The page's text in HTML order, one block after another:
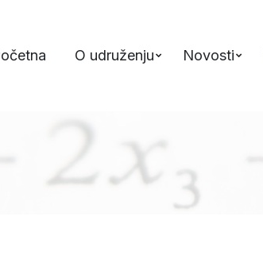
O udruženju Novosti